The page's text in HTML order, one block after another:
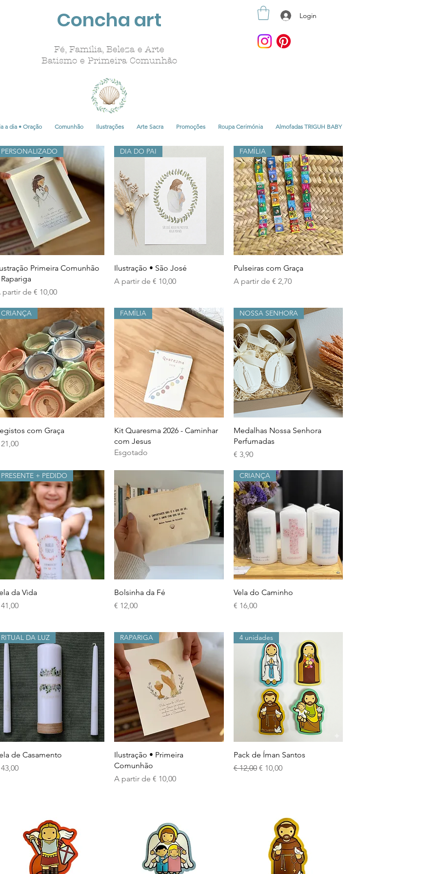
Concha art
Fé, Família, Beleza e Arte
Batismo e Primeira Comunhão
Login
a dia • Oração Comunhão Ilustrações Arte Sacra Promoções Roupa Cerimónia Almofadas TRIGUH BABY
Visualização rápida
PERSONALIZADO
Primeira Comunhão
Rapariga
partir de € 10,00
promocional
Visualização rápida
DIA DO PAI
Ilustração • São José
A partir de € 10,00
Preço promocional
Visualização rápida
FAMÍLIA
Pulseiras com Graça
A partir de € 2,70
Preço promocional
Visualização rápida
CRIANÇA
com Graça
Visualização rápida
FAMÍLIA
Kit Quaresma 2026 - Caminhar
com Jesus
Esgotado
Visualização rápida
NOSSA SENHORA
Medalhas Nossa Senhora
Perfumadas
Preço
€ 3,90
Visualização rápida
PRESENTE + PEDIDO
da Vida
Visualização rápida
Bolsinha da Fé
Preço
€ 12,00
Visualização rápida
CRIANÇA
Vela do Caminho
Preço
€ 16,00
Visualização rápida
RITUAL DA LUZ
de Casamento
Visualização rápida
RAPARIGA
Ilustração • Primeira
Comunhão
A partir de € 10,00
Preço promocional
Visualização rápida
4 unidades
Pack de Íman Santos
Preço normal
€ 12,00 Preço promocional
€ 10,00